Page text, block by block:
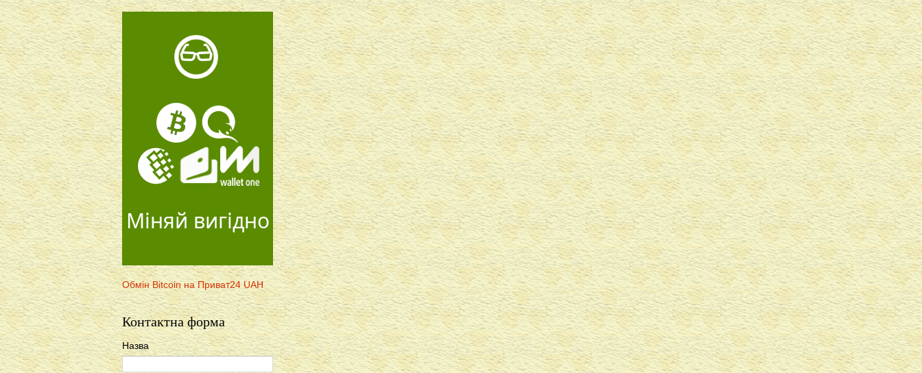
Міняй вигідно
Обмін Bitcoin на Приват24 UAH
Контактна форма
Назва